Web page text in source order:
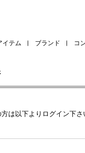
イテム ブランド コ
は以下よりログイン下さ